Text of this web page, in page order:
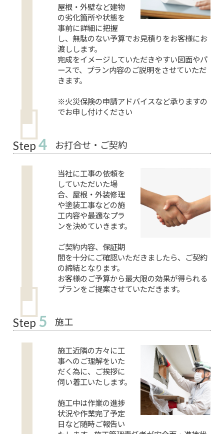
屋根・外壁など建物
の劣化箇所や状態を
事前に詳細に把握
し、無駄のない予算でお見積りをお客様にお
渡しします。
完成をイメージしていただきやすい図面やパ
ースで、プラン内容のご説明をさせていただ
きます。
※火災保険の申請アドバイスなど承りますの
でお申し付けください
Step 4 お打合せ・ご契約
当社に工事の依頼を
していただいた場
合、屋根・外装修理
や塗装工事などの施
工内容や最適なプラ
ンを決めていきます。
ご契約内容、保証期
間を十分にご確認いただきましたら、ご契約
の締結となります。
お客様のご予算から最大限の効果が得られる
プランをご提案させていただきます。
Step 5 施工
施工近隣の方々に工
事へのご理解をいた
だく為に、ご挨拶に
伺い着工いたします。
施工中は作業の進捗
状況や作業完了予定
日など随時ご報告い